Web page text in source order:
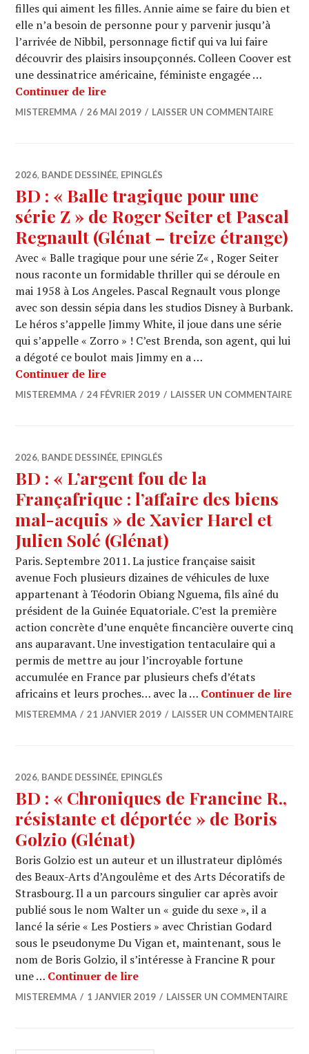
filles qui aiment les filles. Annie aime se faire du bien et
elle n’a besoin de personne pour y parvenir jusqu’à
l’arrivée de Nibbil, personnage fictif qui va lui faire
découvrir des plaisirs insoupçonnés. Colleen Coover est
une dessinatrice américaine, féministe engagée …
Continuer de lireBD : « Les Petites Faveurs » de
MISTEREMMA 26 MAI 2019 LAISSER UN COMMENTAIRE
2026, BANDE DESSINÉE, EPINGLÉS
BD : « Balle tragique pour une
série Z » de Roger Seiter et Pascal
Regnault (Glénat – treize étrange)
Avec « Balle tragique pour une série Z« , Roger Seiter
nous raconte un formidable thriller qui se déroule en
mai 1958 à Los Angeles. Pascal Regnault vous plonge
avec son dessin sépia dans les studios Disney à Burbank.
Le héros s’appelle Jimmy White, il joue dans une série
qui s’appelle « Zorro » ! C’est Brenda, son agent, qui lui
a dégoté ce boulot mais Jimmy en a …
Continuer de lireBD : « Balle tragique pour une série
MISTEREMMA 24 FÉVRIER 2019 LAISSER UN COMMENTAIRE
2026, BANDE DESSINÉE, EPINGLÉS
BD : « L’argent fou de la
Françafrique : l’affaire des biens
mal-acquis » de Xavier Harel et
Julien Solé (Glénat)
Paris. Septembre 2011. La justice française saisit
avenue Foch plusieurs dizaines de véhicules de luxe
appartenant à Téodorin Obiang Nguema, fils aîné du
président de la Guinée Equatoriale. C’est la première
action concrète d’une enquête fincancière ouverte cinq
ans auparavant. Une investigation tentaculaire qui a
permis de mettre au jour l’incroyable fortune
accumulée en France par plusieurs chefs d’états
africains et leurs proches… avec la … Continuer de lire
MISTEREMMA 21 JANVIER 2019 LAISSER UN COMMENTAIRE
2026, BANDE DESSINÉE, EPINGLÉS
BD : « Chroniques de Francine R.,
résistante et déportée » de Boris
Golzio (Glénat)
Boris Golzio est un auteur et un illustrateur diplômés
des Beaux-Arts d’Angoulême et des Arts Décoratifs de
Strasbourg. Il a un parcours singulier car après avoir
publié sous le nom Walter un « guide du sexe », il a
lancé la série « Les Postiers » avec Christian Godard
sous le pseudonyme Du Vigan et, maintenant, sous le
nom de Boris Golzio, il s’intéresse à Francine R pour
une … Continuer de lireBD : « Chroniques de Francine
MISTEREMMA 1 JANVIER 2019 LAISSER UN COMMENTAIRE